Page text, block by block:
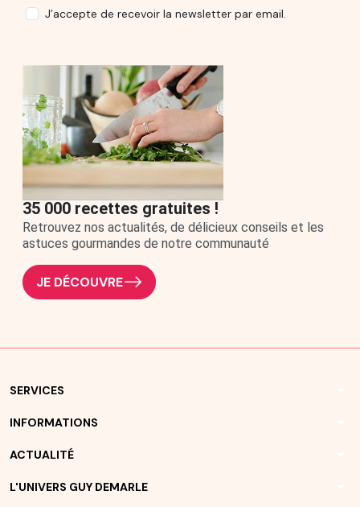
J’accepte de recevoir la newsletter par email.
35 000 recettes gratuites !
Retrouvez nos actualités, de délicieux conseils et les
astuces gourmandes de notre communauté
JE DÉCOUVRE
SERVICES
INFORMATIONS
ACTUALITÉ
L'UNIVERS GUY DEMARLE